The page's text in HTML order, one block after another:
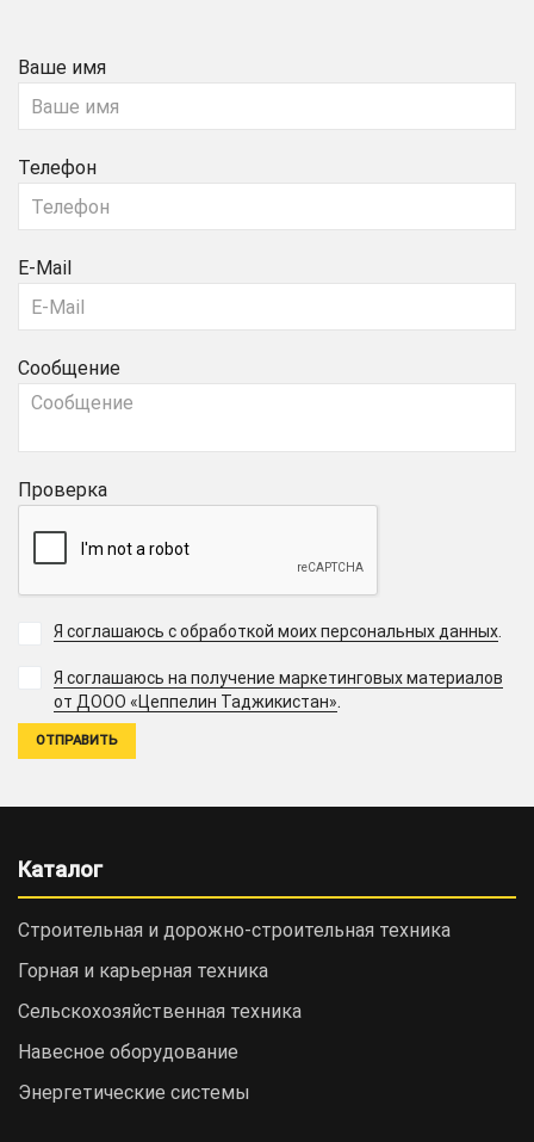
Ваше имя
Телефон
E-Mail
Сообщение
Проверка
Я соглашаюсь с обработкой моих персональных данных
Я соглашаюсь на получение маркетинговых материалов
от ДООО «Цеппелин Таджикистан».
Каталог
Строительная и дорожно-cтроительная техника
Горная и карьерная техника
Сельскохозяйственная техника
Навесное оборудование
Энергетические системы